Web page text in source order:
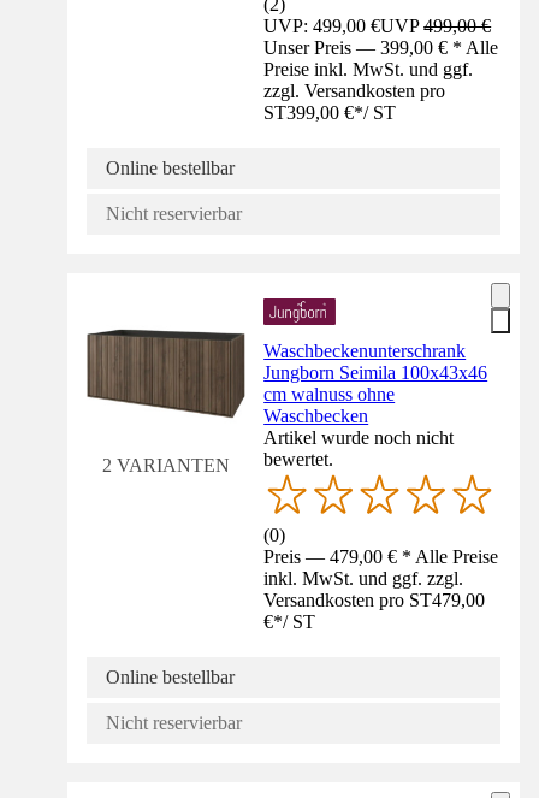
UVP: 499,00 €UVP499,00 €
Unser Preis — 399,00 € * Alle
Preise inkl. MwSt. und ggf.
zzgl. Versandkosten pro
ST399,00 €*/ ST
Online bestellbar
Nicht reservierbar
2 VARIANTEN
Waschbeckenunterschrank
Jungborn Seimila 100x43x46
cm walnuss ohne
Waschbecken
Artikel wurde noch nicht
bewertet.
(0)
Preis — 479,00 € * Alle Preise
inkl. MwSt. und ggf. zzgl.
Versandkosten pro ST479,00
€*/ ST
Online bestellbar
Nicht reservierbar